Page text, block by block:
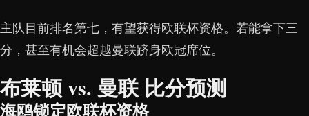
主队目前排名第七，有望获得欧联杯资格。若能拿下三
分，甚至有机会超越曼联跻身欧冠席位。
布莱顿 vs. 曼联 比分预测
海鸥锁定欧联杯资格